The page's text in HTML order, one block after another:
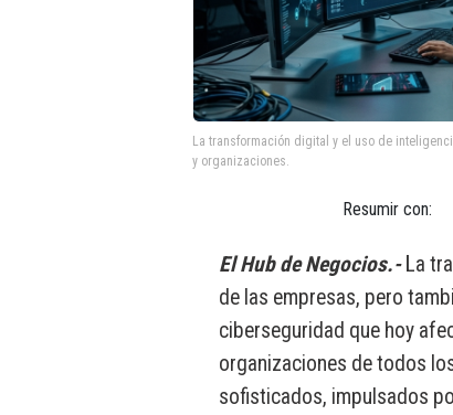
La transformación digital y el uso de
y organizaciones.
Resumir con:
El Hub de Negocios.- La
de las empresas, pero
ciberseguridad que hoy
organizaciones de todos
sofisticados, impulsados